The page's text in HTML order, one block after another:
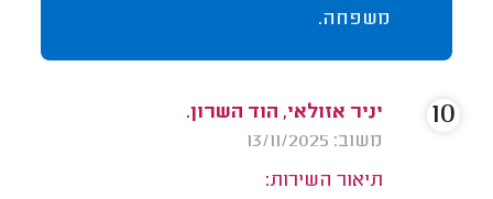
משפחה.
יניר אזולאי, הוד השרון.
משוב: 13/11/2025
תיאור השירות:
10